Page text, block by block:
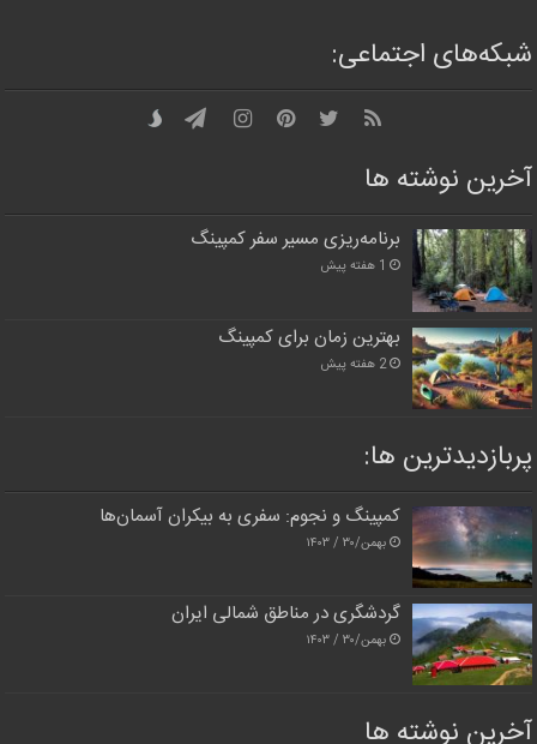
شبکه‌های اجتماعی:
آخرین نوشته ها
برنامه‌ریزی مسیر سفر کمپینگ
1 هفته پیش
بهترین زمان برای کمپینگ
2 هفته پیش
پربازدیدترین‌ ها:
کمپینگ و نجوم: سفری به بیکران آسمان‌ها
بهمن/۳۰ / ۱۴۰۳
گردشگری در مناطق شمالی ایران
بهمن/۳۰ / ۱۴۰۳
آخرین نوشته ها